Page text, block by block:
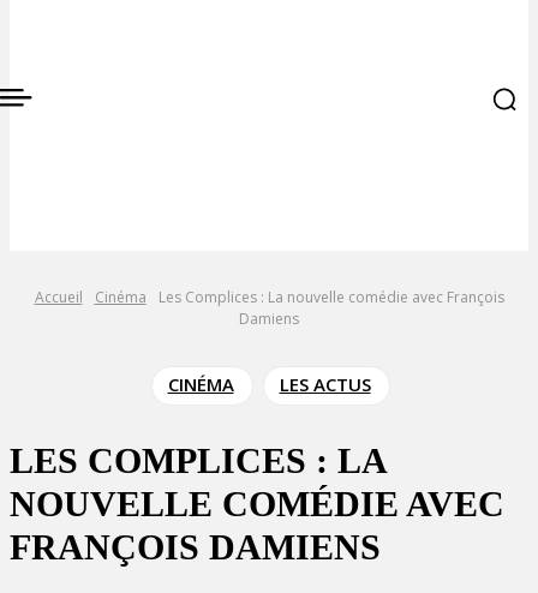
Accueil Cinéma
Les Complices : La nouvelle comédie avec François
Damiens
CINÉMA LES ACTUS
LES COMPLICES : LA
NOUVELLE COMÉDIE AVEC
FRANÇOIS DAMIENS